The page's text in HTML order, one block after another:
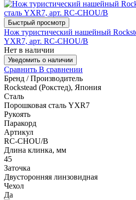
Быстрый просмотр
Нож туристический нашейный
YXR7, арт. RC-CHOU/B
Нет в наличии
Уведомить о наличии
Сравнить В сравнении
Бренд / Производитель
Rockstead (Рокстед), Япония
Сталь
Порошковая сталь YXR7
Рукоять
Паракорд
Артикул
RC-CHOU/B
Длина клинка, мм
45
Заточка
Двусторонняя линзовидная
Чехол
Да